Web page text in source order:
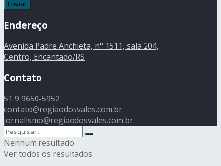
Endereço
Avenida Padre Anchieta, n° 1511, sala 204,
Centro, Encantado/RS
Contato
51 9 9650-5952
contato@regiaodosvales.com.br
jornalismo@regiaodosvales.com.br
Nenhum resultado
Ver todos os resultados